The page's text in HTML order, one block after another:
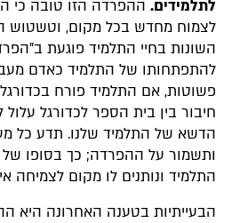
לתלמידים.ההפרדה הזו טובה כי
לצמוח מחדש בכל מקום, וטשטוש
השונות בחיי התלמיד פוגעת
להתפתחותו של התלמיד כאדם
פשוטות, אם התלמיד פורח
חיבור בין בית הספר לכדורגל
הדשא של התלמיד שלנו. תדע כל
ותשמור על ההפרדה; כך בסופו
התלמיד ונותנים לו מקום לצמיחה
הבעייתיות בטענה האחרונה היא